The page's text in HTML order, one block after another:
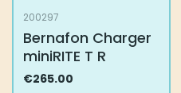
200297
Bernafon Charger
miniRITE T R
€265.00